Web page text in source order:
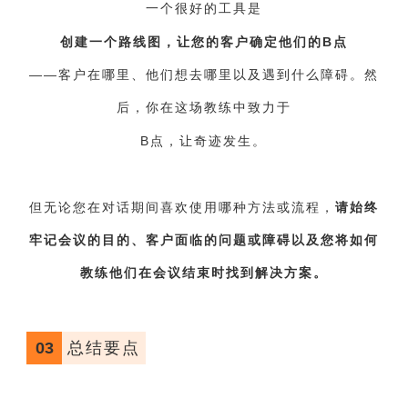
一个很好的工具是
创建一个路线图，让您的客户确定他们的B 点
——客户在哪里、他们想去哪里以及遇到什么障碍。然
后，你在这场教练中致力于
B 点，让奇迹发生。
但无论您在对话期间喜欢使用哪种方法或流程， 请始终
牢记会议的目的、客户面临的问题或障碍以及您将如何
教练他们在会议结束时找到解决方案。
03 总结要点